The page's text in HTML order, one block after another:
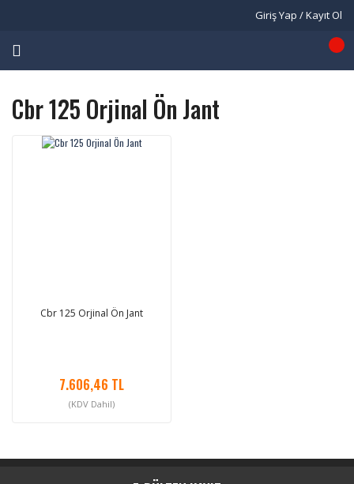
Giriş Yap / Kayıt Ol
Cbr 125 Orjinal Ön Jant
Cbr 125 Orjinal Ön Jant
7.606,46 TL
(KDV Dahil)